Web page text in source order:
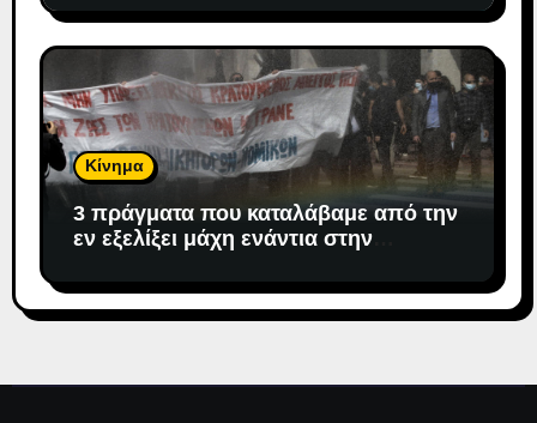
Κίνημα
3 πράγματα που καταλάβαμε από την
εν εξελίξει μάχη ενάντια στην